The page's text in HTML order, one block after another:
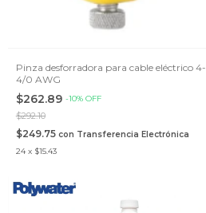
Pinza desforradora para cable eléctrico 4-
4/0 AWG
$262.89 -10% OFF
$292.10
$249.75 con Transferencia Electrónica
24 x $15.43